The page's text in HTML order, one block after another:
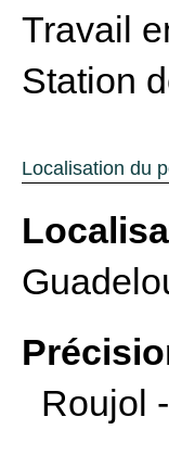
Travail
Station
Localisation du
Roujol